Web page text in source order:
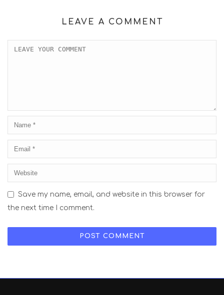
LEAVE A COMMENT
Save my name, email, and website in this browser for
the next time I comment.